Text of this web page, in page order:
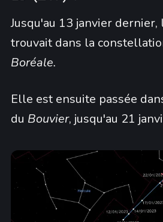
Jusqu'au 13 janvier dernier,
trouvait dans la
Boréale.
Elle est ensuite passée
du Bouvier, jusqu'au 21